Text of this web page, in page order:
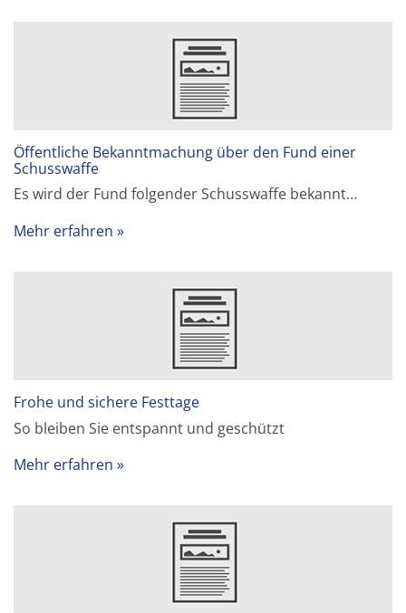
Öffentliche Bekanntmachung über den Fund einer
Schusswaffe
Es wird der Fund folgender Schusswaffe bekannt…
Mehr erfahren
Frohe und sichere Festtage
So bleiben Sie entspannt und geschützt
Mehr erfahren